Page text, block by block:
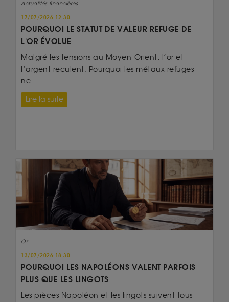
Actualités financières
17/07/2026 12:30
POURQUOI LE STATUT DE VALEUR REFUGE DE
L'OR ÉVOLUE
Malgré les tensions au Moyen-Orient, l’or et
l’argent reculent. Pourquoi les métaux refuges
ne...
Lire la suite
Or
13/07/2026 18:30
POURQUOI LES NAPOLÉONS VALENT PARFOIS
PLUS QUE LES LINGOTS
Les pièces Napoléon et les lingots suivent tous